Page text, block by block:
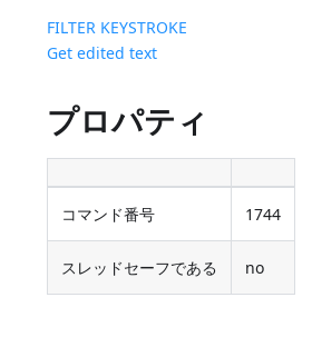
FILTER KEYSTROKE
Get edited text
プロパティ
コマンド番号 1744
スレッドセーフである no